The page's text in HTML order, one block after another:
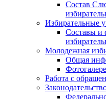
Состав
Избирательные
Составы и
Молодежная
Общая
Работа с